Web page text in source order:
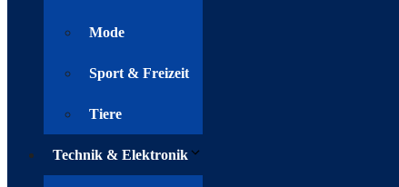
Mode
Sport & Freizeit
Tiere
Technik & Elektronik